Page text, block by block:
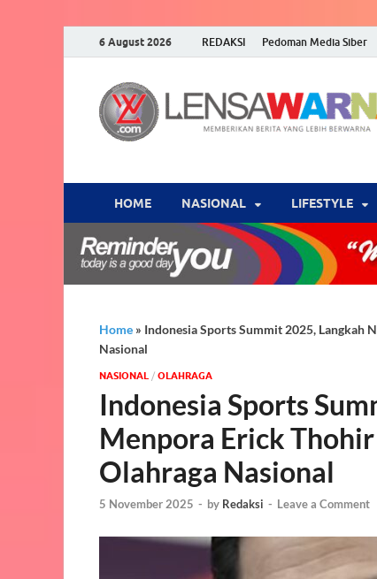
6 August 2026 REDAKSI Pedoman Media Siber
HOME NASIONAL ‎LIFESTYLE
Home » Indonesia Sports Summit 2025, Langkah
Nasional
NASIONAL / OLAHRAGA
Indonesia Sports
Menpora Erick
Olahraga Nasional
5 November 2025 - by Redaksi - Leave a Comment